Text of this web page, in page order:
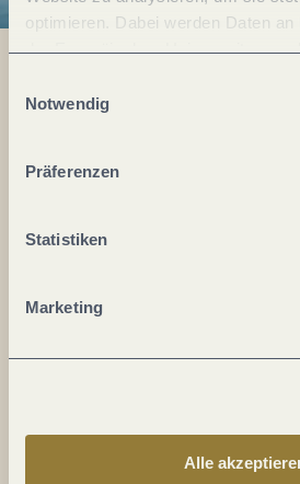
optimieren. Dabei werden Daten
der Europäischen Union
jederzeit widerrufen werden. Mit
ablehnen" kann es zu
Notwendig
Präferenzen
Statistiken
Marketing
Alle
Mosel im Abo: Mit
keine Neuigkeiten
Ich erkläre mich mit der
Auch den Mosel-Podcast